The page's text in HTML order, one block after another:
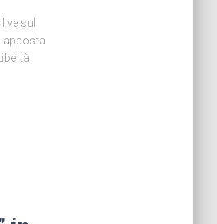
sul
apposta